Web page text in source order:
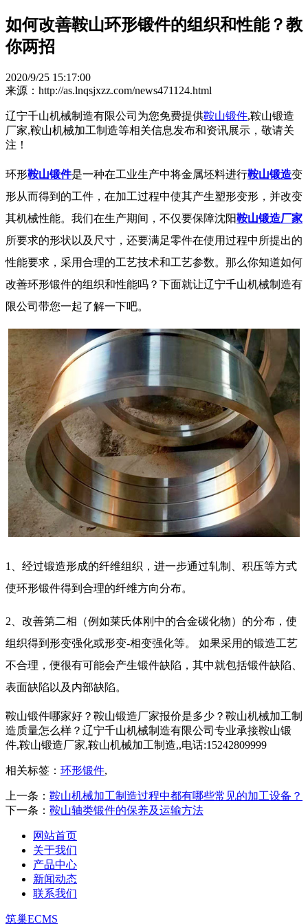
如何改善鞍山环形锻件的组织和性能？教
你两招
2020/9/25 15:17:00
来源：http://as.lnqsjxzz.com/news471124.html
辽宁千山机械制造有限公司为您免费提供鞍山锻件,鞍山锻造
厂家,鞍山机械加工制造等相关信息发布和资讯展示，敬请关
注！
环形鞍山锻件是一种在工业生产中将金属坯料进行鞍山锻造变
形从而得到的工件，在加工过程中使其产生塑形变形，并改变
其机械性能。我们在生产期间，不仅要保障沈阳鞍山锻造厂家
所要求的形状以及尺寸，还要满足零件在使用过程中所提出的
性能要求，采用合理的工艺技术和工艺参数。那么你知道如何
改善环形锻件的组织和性能吗？下面就让辽宁千山机械制造有
限公司带您一起了解一下吧。
1、经过锻造形成的纤维组织，进一步通过轧制、积压等方式
使环形锻件得到合理的纤维方向分布。
2、改善第二相（例如莱氏体刚中的合金碳化物）的分布，使
组织得到形变强化或形变-相变强化等。 如果采用的锻造工艺
不合理，便很有可能会产生锻件缺陷，其中就包括锻件缺陷、
表面缺陷以及内部缺陷。
鞍山锻件哪家好？鞍山锻造厂家报价是多少？鞍山机械加工制
造质量怎么样？辽宁千山机械制造有限公司专业承接鞍山锻
件,鞍山锻造厂家,鞍山机械加工制造,,电话:15242809999
相关标签： 环形锻件,
上一条： 鞍山机械加工制造过程中都有哪些常见的加工设备？
下一条： 鞍山轴类锻件的保养及运输方法
网站首页
关于我们
产品中心
新闻动态
联系我们
筑巢ECMS